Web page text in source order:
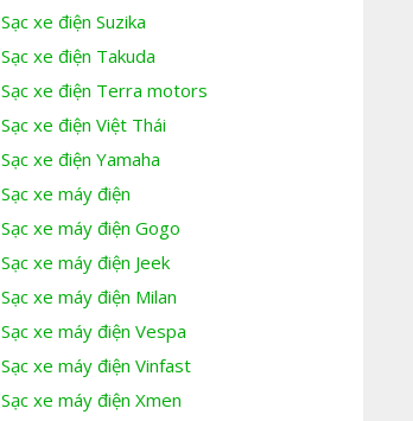
Sạc xe điện Suzika
Sạc xe điện Takuda
Sạc xe điện Terra motors
Sạc xe điện Việt Thái
Sạc xe điện Yamaha
Sạc xe máy điện
Sạc xe máy điện Gogo
Sạc xe máy điện Jeek
Sạc xe máy điện Milan
Sạc xe máy điện Vespa
Sạc xe máy điện Vinfast
Sạc xe máy điện Xmen